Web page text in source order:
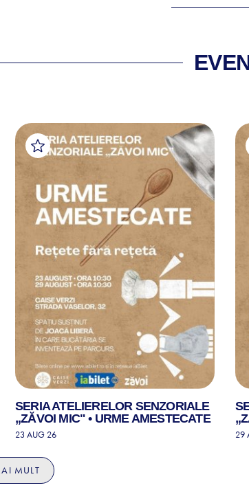
SERIA ATELIERELOR SENZORIALE
„ZĂVOI MIC" • URME AMESTECATE
23 AUG 26 29
MULT